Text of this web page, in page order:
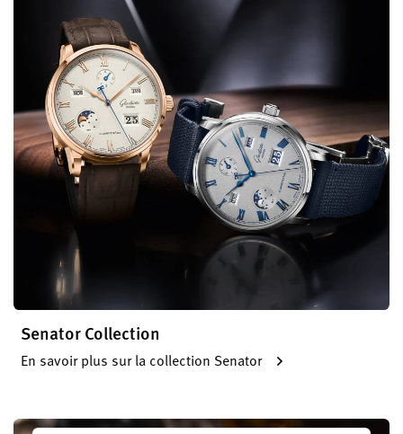
Senator Collection
En savoir plus sur la collection Senator